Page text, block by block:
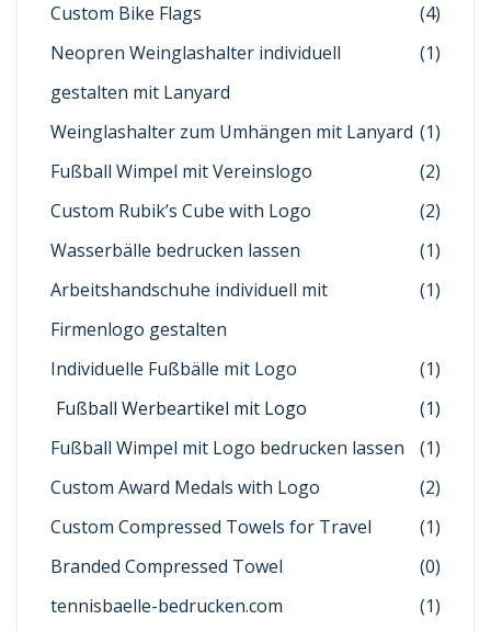
Custom Bike Flags
(4)
Neopren Weinglashalter individuell
gestalten mit Lanyard
(1)
Weinglashalter zum Umhängen mit Lanyard (1)
Fußball Wimpel mit Vereinslogo
(2)
Custom Rubik’s Cube with Logo
(2)
Wasserbälle bedrucken lassen
(1)
Arbeitshandschuhe individuell mit
Firmenlogo gestalten
(1)
Individuelle Fußbälle mit Logo
(1)
Fußball Werbeartikel mit Logo
(1)
Fußball Wimpel mit Logo bedrucken lassen
(1)
Custom Award Medals with Logo
(2)
Custom Compressed Towels for Travel
(1)
Branded Compressed Towel
(0)
tennisbaelle-bedrucken.com
(1)